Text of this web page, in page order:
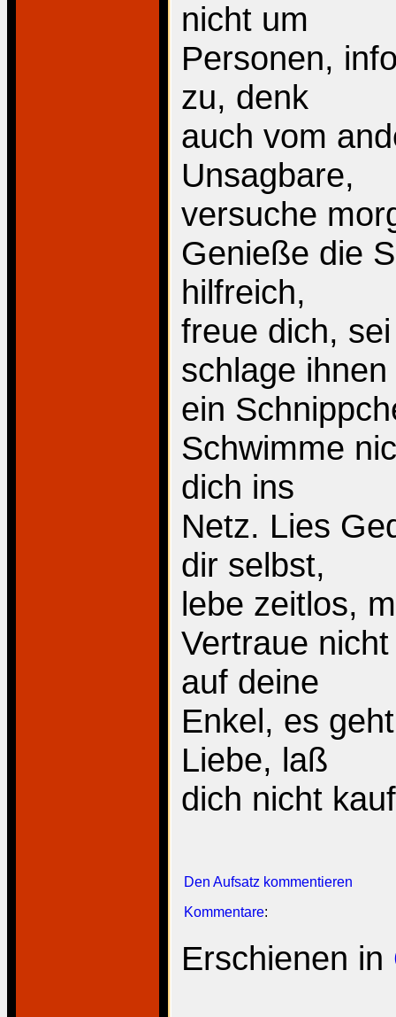
nicht um
Personen,
zu, denk
auch vom
Unsagbare,
versuche
Genieße die
hilfreich,
freue dich,
schlage ihnen
ein
Schwimme
dich ins
Netz. Lies
dir selbst,
lebe zeitlos,
Vertraue
auf deine
Enkel, es
Liebe, laß
dich nicht
Den Aufsatz kommentieren
Kommentare:
Erschienen in